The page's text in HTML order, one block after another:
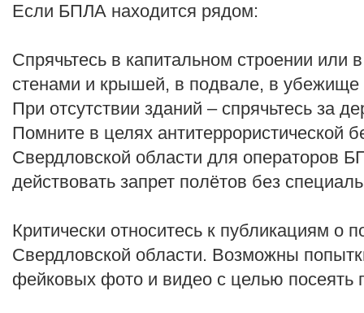
Если БПЛА находится рядом:
Спрячьтесь в капитальном строении или
стенами и крышей, в подвале, в убежище
При отсутствии зданий – спрячьтесь за
Помните в целях антитеррористической
Свердловской области для операторов
действовать запрет полётов без
Критически относитесь к публикациям о
Свердловской области. Возможны
фейковых фото и видео с целью посеять